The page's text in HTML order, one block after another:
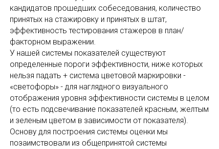
кандидатов прошедших собеседования, количество
принятых на стажировку и принятых в штат,
эффективность тестирования стажеров в план/
факторном выражении.
У нашей системы показателей существуют
определенные пороги эффективности, ниже которых
нельзя падать + система цветовой маркировки -
«светофоры» - для наглядного визуального
отображения уровня эффективности системы в целом
(то есть подсвечивание показателей красным, желтым
и зеленым цветом в зависимости от показателя).
Основу для построения системы оценки мы
позаимствовали из общепринятой системы